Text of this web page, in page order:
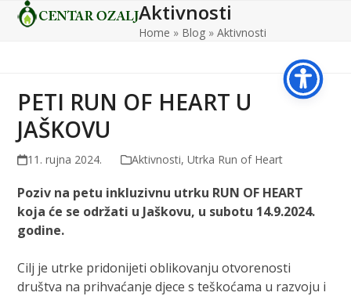
SkipOpen
Close
Aktivnosti
Home » Blog »Aktivnosti
PETI RUN OF HEART U
JAŠKOVU
11. rujna 2024. Aktivnosti, Utrka Run of Heart
Poziv na petu inkluzivnu utrku RUN OF HEART
koja će se održati u Jaškovu, u subotu 14.9.2024.
godine.
Cilj je utrke pridonijeti oblikovanju otvorenosti
društva na prihvaćanje djece s teškoćama u razvoju i